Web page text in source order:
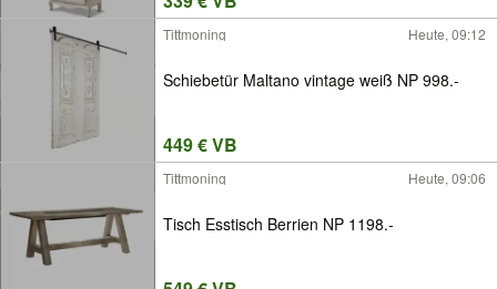
Tittmoning Heute, 09:12
Schiebetür Maltano vintage weiß NP 998.-
449 € VB
Tittmoning Heute, 09:06
Tisch Esstisch Berrien NP 1198.-